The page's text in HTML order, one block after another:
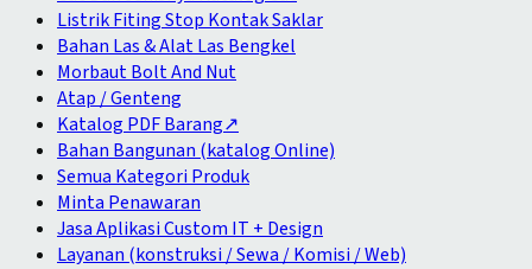
Listrik Fiting Stop Kontak Saklar
Bahan Las & Alat Las Bengkel
Morbaut Bolt And Nut
Atap / Genteng
Katalog PDF Barang↗
Bahan Bangunan (katalog Online)
Semua Kategori Produk
Minta Penawaran
Jasa Aplikasi Custom IT + Design
Layanan (konstruksi / Sewa / Komisi / Web)